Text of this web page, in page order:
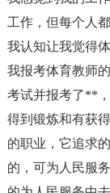
工作，但每个人
我认知让我觉得
我报考体育教师
考试并报考了**
得到锻炼和有获
的职业，它追求
的，可为人民服